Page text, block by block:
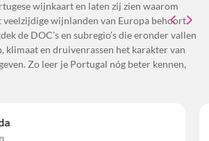
wijnkaart en laten zij zien waarom
veelzijdige wijnlanden van Europa behoort.
de DOC’s en subregio’s die eronder vallen
klimaat en druivenrassen het karakter van
Zo leer je Portugal nóg beter kennen,